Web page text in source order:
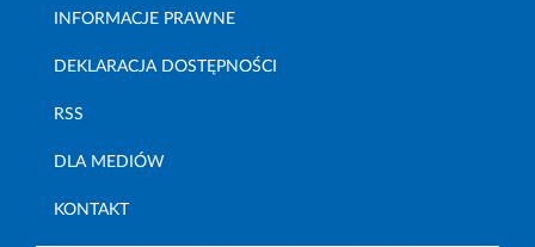
INFORMACJE PRAWNE
DEKLARACJA DOSTĘPNOŚCI
RSS
DLA MEDIÓW
KONTAKT